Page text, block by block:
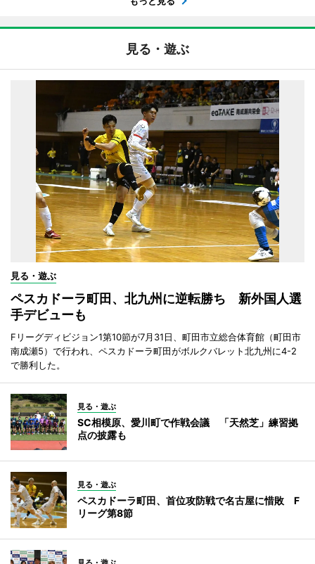
見る・遊ぶ
見る・遊ぶ
ペスカドーラ町田、北九州に逆転勝ち 新外国人選
手デビューも
Fリーグディビジョン1第10節が7月31日、町田市立総合体育館（町田市
南成瀬5）で行われ、ペスカドーラ町田がボルクバレット北九州に4-2
で勝利した。
見る・遊ぶ
SC相模原、愛川町で作戦会議 「天然芝」練習拠
点の披露も
見る・遊ぶ
ペスカドーラ町田、首位攻防戦で名古屋に惜敗 F
リーグ第8節